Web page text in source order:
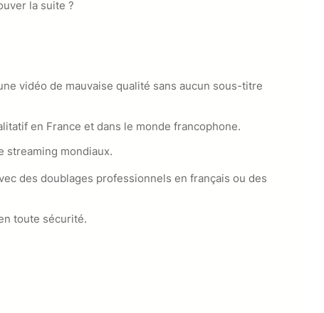
la suite ?
vidéo de mauvaise qualité sans aucun sous-titre
en France et dans le monde francophone.
streaming mondiaux.
des doublages professionnels en français ou des
toute sécurité.